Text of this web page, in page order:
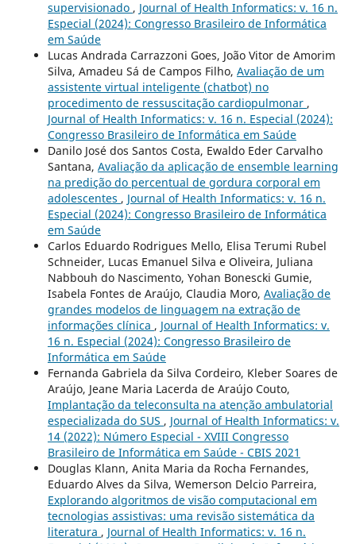
supervisionado , Journal of Health Informatics: v. 16 n.
Especial (2024): Congresso Brasileiro de Informática
em Saúde
Lucas Andrada Carrazzoni Goes, João Vitor de Amorim
Silva, Amadeu Sá de Campos Filho, Avaliação de um
assistente virtual inteligente (chatbot) no
procedimento de ressuscitação cardiopulmonar ,
Journal of Health Informatics: v. 16 n. Especial (2024):
Congresso Brasileiro de Informática em Saúde
Danilo José dos Santos Costa, Ewaldo Eder Carvalho
Santana, Avaliação da aplicação de ensemble learning
na predição do percentual de gordura corporal em
adolescentes , Journal of Health Informatics: v. 16 n.
Especial (2024): Congresso Brasileiro de Informática
em Saúde
Carlos Eduardo Rodrigues Mello, Elisa Terumi Rubel
Schneider, Lucas Emanuel Silva e Oliveira, Juliana
Nabbouh do Nascimento, Yohan Bonescki Gumie,
Isabela Fontes de Araújo, Claudia Moro, Avaliação de
grandes modelos de linguagem na extração de
informações clínica , Journal of Health Informatics: v.
16 n. Especial (2024): Congresso Brasileiro de
Informática em Saúde
Fernanda Gabriela da Silva Cordeiro, Kleber Soares de
Araújo, Jeane Maria Lacerda de Araújo Couto,
Implantação da teleconsulta na atenção ambulatorial
especializada do SUS , Journal of Health Informatics: v.
14 (2022): Número Especial - XVIII Congresso
Brasileiro de Informática em Saúde - CBIS 2021
Douglas Klann, Anita Maria da Rocha Fernandes,
Eduardo Alves da Silva, Wemerson Delcio Parreira,
Explorando algoritmos de visão computacional em
tecnologias assistivas: uma revisão sistemática da
literatura , Journal of Health Informatics: v. 16 n.